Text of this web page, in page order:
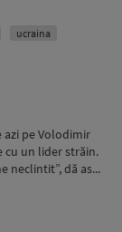
ucraina
pe Volodimir
cu un lider străin.
neclintit”, dă as...